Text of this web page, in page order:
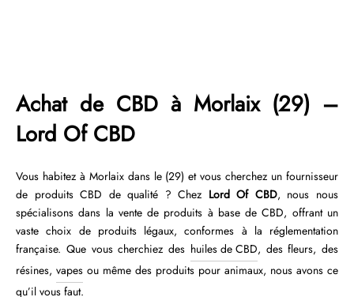
Achat de CBD à Morlaix (29) –
Lord Of CBD
Vous habitez à Morlaix dans le (29) et vous cherchez un fournisseur
de produits CBD de qualité ? Chez Lord Of CBD, nous nous
spécialisons dans la vente de produits à base de CBD, offrant un
vaste choix de produits légaux, conformes à la réglementation
française. Que vous cherchiez des huiles de CBD, des fleurs, des
résines, vapes ou même des produits pour animaux, nous avons ce
qu’il vous faut.